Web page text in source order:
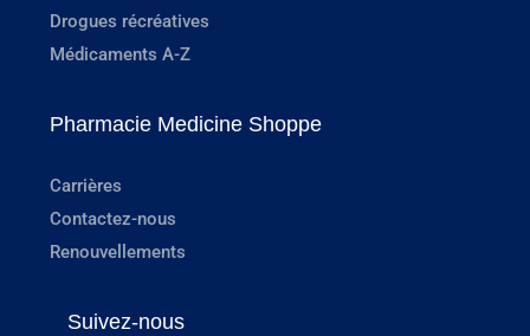
Drogues récréatives
Médicaments A-Z
Pharmacie Medicine Shoppe
Carrières
Contactez-nous
Renouvellements
Suivez-nous